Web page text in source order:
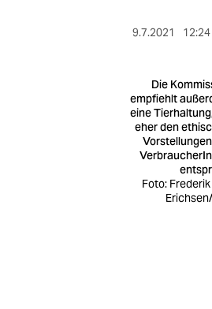
9.7.2021
Die
empfiehlt
eine
eher den
Foto: